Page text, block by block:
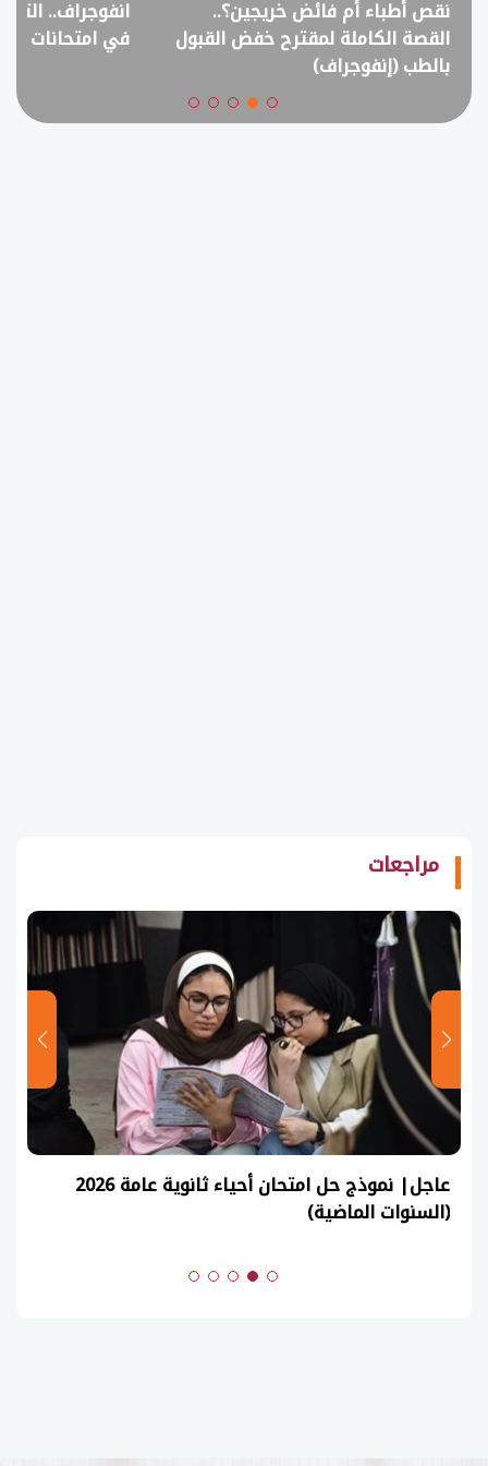
نقص أطباء أم فائض خريجين؟..
القصة الكاملة لمقترح خفض القبول
بالطب (إنفوجراف)
انفوجراف..
في امتحانات
مراجعات
عاجل| نموذج حل امتحان أحياء ثانوية عامة 2026
(السنوات الماضية)